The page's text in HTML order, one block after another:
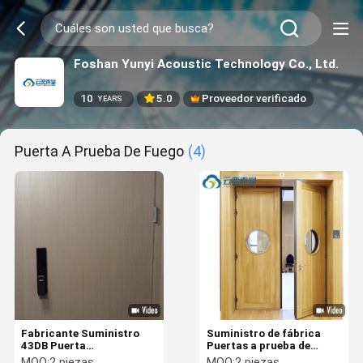
Foshan Yunyi Acoustic Technology Co., Ltd.
10 YEARS 5.0 Proveedor verificado
Puerta A Prueba De Fuego (4)
Fabricante Suministro
43DB Puerta
insonorizada de acero
Suministro de fábrica
Puertas a prueba de
fuego Acústico de acero